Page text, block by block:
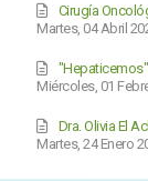
Martes, 04 Abril
Cirugía
Miércoles, 01
"Hepaticemos"
Martes, 24 Enero
Dra. Olivia El